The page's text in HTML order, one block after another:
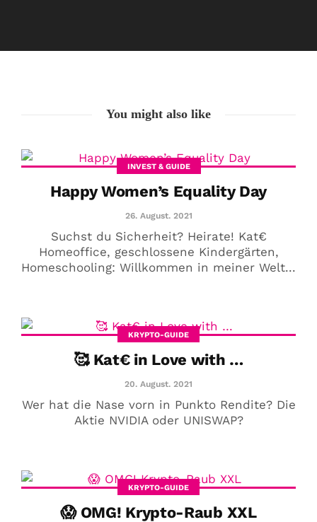
You might also like
INVEST & GUIDE
Happy Women’s Equality Day
26. August. 2021
Suchst du Sicherheit? Heirate! Kat€
Homeoffice, geschlossene Kindergärten,
Homeschooling: Willkommen in meiner Welt...
KRYPTO-GUIDE
🥰 Kat€ in Love with …
20. August. 2021
Wer hat die Nase vorn in Punkto Rendite? Die
Aktie NVIDIA oder UNISWAP?
KRYPTO-GUIDE
😱 OMG! Krypto-Raub XXL
Der Leserbrief der
Woche #2
Der Leserbrief der Woche Viele Leser
stellen ganz persönliche Fragen. Vielleicht
hast du auch spezielle Fragen im Kopf?